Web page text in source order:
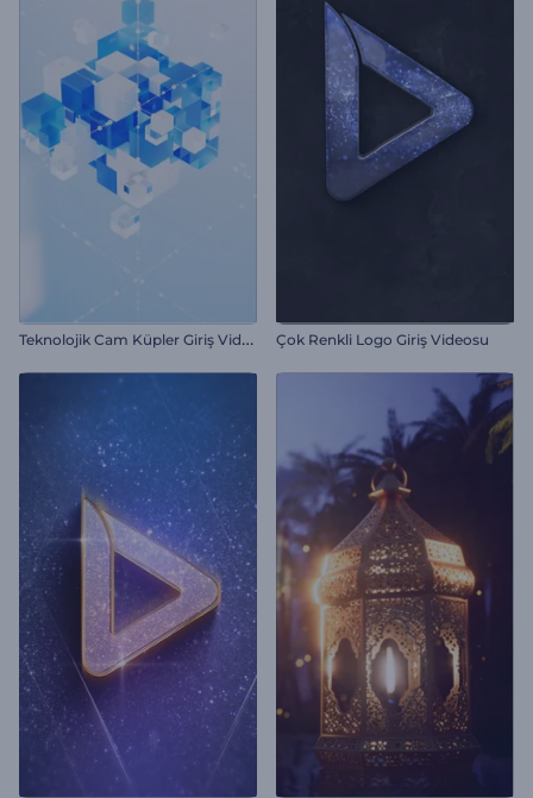
T
eknolojik Cam Küpler Giriş Videosu Çok Renkli Logo Giriş Videosu